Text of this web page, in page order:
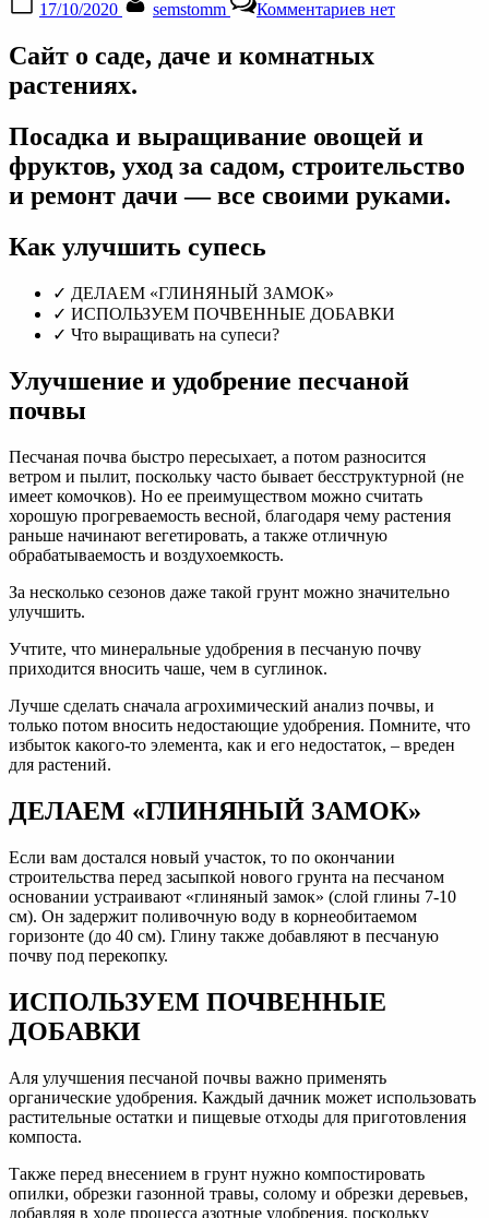
on
17/10/2020 semstomm Комментариевзаписи
улучшить
о
саде,
даче
и
комнатных
нет
Сайт о саде, даче и комнатных
растениях.
Посадка и выращивание овощей и
фруктов, уход за садом, строительство
и ремонт дачи — все своими руками.
Как улучшить супесь
✓ ДЕЛАЕМ «ГЛИНЯНЫЙ ЗАМОК»
✓ ИСПОЛЬЗУЕМ ПОЧВЕННЫЕ ДОБАВКИ
✓ Что выращивать на супеси?
Улучшение и удобрение песчаной
почвы
Песчаная почва быстро пересыхает, а потом разносится
ветром и пылит, поскольку часто бывает бесструктурной (не
имеет комочков). Но ее преимуществом можно считать
хорошую прогреваемость весной, благодаря чему растения
раньше начинают вегетировать, а также отличную
обрабатываемость и воздухоемкость.
За несколько сезонов даже такой грунт можно значительно
улучшить.
Учтите, что минеральные удобрения в песчаную почву
приходится вносить чаше, чем в суглинок.
Лучше сделать сначала агрохимический анализ почвы, и
только потом вносить недостающие удобрения. Помните, что
избыток какого-то элемента, как и его недостаток, – вреден
для растений.
ДЕЛАЕМ «ГЛИНЯНЫЙ ЗАМОК»
Если вам достался новый участок, то по окончании
строительства перед засыпкой нового грунта на песчаном
основании устраивают «глиняный замок» (слой глины 7-10
см). Он задержит поливочную воду в корнеобитаемом
горизонте (до 40 см). Глину также добавляют в песчаную
почву под перекопку.
ИСПОЛЬЗУЕМ ПОЧВЕННЫЕ
ДОБАВКИ
Аля улучшения песчаной почвы важно применять
органические удобрения. Каждый дачник может использовать
растительные остатки и пищевые отходы для приготовления
компоста.
Также перед внесением в грунт нужно компостировать
опилки, обрезки газонной травы, солому и обрезки деревьев,
добавляя в ходе процесса азотные удобрения, поскольку